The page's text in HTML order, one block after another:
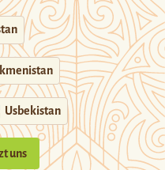
Usbekistan
uns